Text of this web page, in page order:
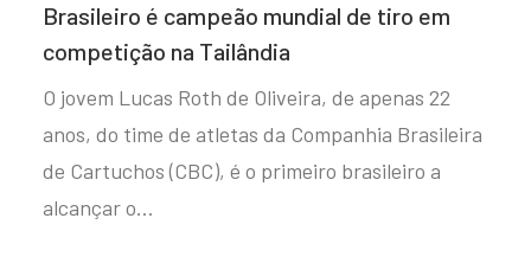
Brasileiro é campeão mundial de tiro em
competição na Tailândia
O jovem Lucas Roth de Oliveira, de apenas 22
anos, do time de atletas da Companhia Brasileira
de Cartuchos (CBC), é o primeiro brasileiro a
alcançar o…